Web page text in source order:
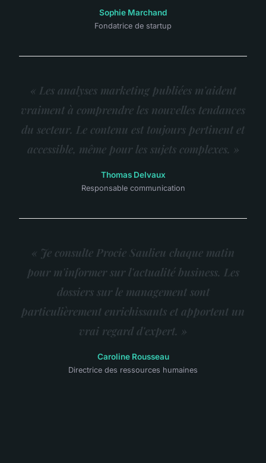
Sophie Marchand
Fondatrice de startup
« Les analyses marketing publiées m'aident
vraiment à comprendre les nouvelles tendances
du secteur. Le contenu est toujours pertinent et
accessible, même pour les sujets complexes. »
Thomas Delvaux
Responsable communication
« Je consulte Procie Saulieu chaque matin
pour m'informer sur l'actualité business. Les
dossiers sur le management sont
particulièrement enrichissants et apportent un
vrai regard d'expert. »
Caroline Rousseau
Directrice des ressources humaines